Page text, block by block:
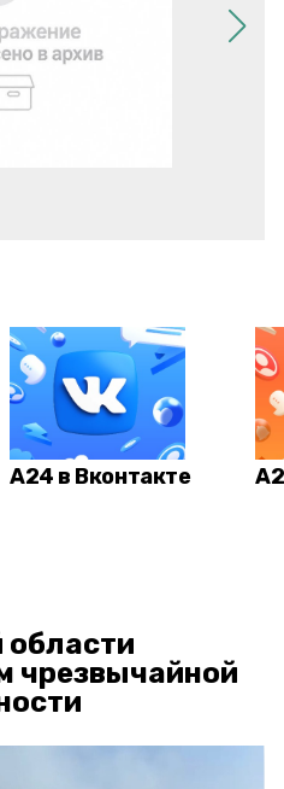
А24 в Вконтакте
области
чрезвычайной